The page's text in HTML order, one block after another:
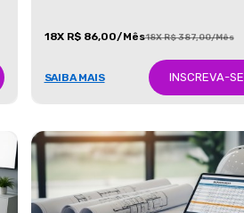
18X R$ 86,00/Mês18X R$ 387,00/Mês
SAIBA MAIS INSCREVA-SE